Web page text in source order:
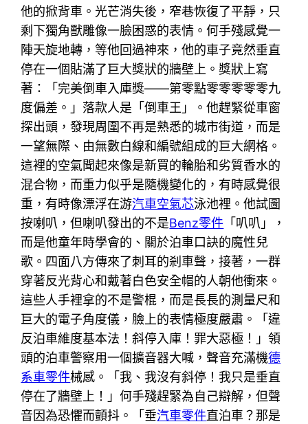
他的掀背車。光芒消失後，窄巷恢復了平靜，只
剩下獨角獸雕像一臉困惑的表情。何手殘感覺一
陣天旋地轉，等他回過神來，他的車子竟然垂直
停在一個貼滿了巨大獎狀的牆壁上。獎狀上寫
著：「完美倒車入庫獎——第零點零零零零零九
度偏差。」落款人是「倒車王」。他趕緊從車窗
探出頭，發現周圍不再是熟悉的城市街道，而是
一望無際、由無數白線和編號組成的巨大網格。
這裡的空氣聞起來像是新買的輪胎和劣質香水的
混合物，而重力似乎是隨機變化的，有時感覺很
重，有時像漂浮在游汽車空氣芯泳池裡。他試圖
按喇叭，但喇叭發出的不是Benz零件 「叭叭」，
而是他童年時學會的、關於泊車口訣的魔性兒
歌。四面八方傳來了刺耳的剎車聲，接著，一群
穿著反光背心和戴著白色安全帽的人朝他衝來。
這些人手裡拿的不是警棍，而是長長的測量尺和
巨大的電子角度儀，臉上的表情極度嚴肅。「違
反泊車維度基本法！斜停入庫！罪大惡極！」領
頭的泊車警察用一個擴音器大喊，聲音充滿機德
系車零件械感。「我、我沒有斜停！我只是垂直
停在了牆壁上！」何手殘趕緊為自己辯解，但聲
音因為恐懼而顫抖。「垂汽車零件直泊車？那是